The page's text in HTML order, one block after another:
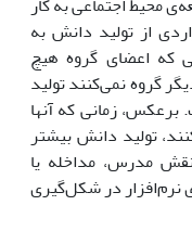
از تولید دانش به
که اعضای گروه هیچ
گروه نمی‌کنند تولید
زمانی که آنها
تولید دانش بیشتر
نقش مدرس، مداخله یا
نرم‌افزار در شکل‌گیری